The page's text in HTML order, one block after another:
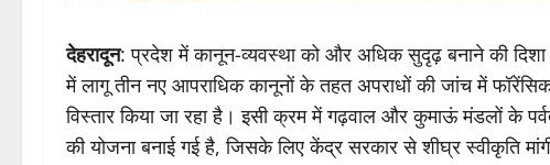
देहरादून: प्रदेश में कानून-व्यवस्था को और अधिक सुदृढ़ बनाने की
में लागू तीन नए आपराधिक कानूनों के तहत अपराधों की जांच में
विस्तार किया जा रहा है। इसी क्रम में गढ़वाल और कुमाऊं मंडलों के
की योजना बनाई गई है, जिसके लिए केंद्र सरकार से शीघ्र स्वीकृति